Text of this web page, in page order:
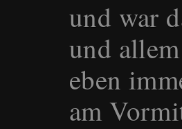
und war
und
eben
am